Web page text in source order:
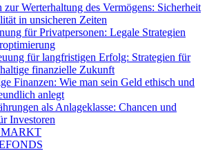
zur Werterhaltung des Vermögens: Sicherheit
in unsicheren Zeiten
für Privatpersonen: Legale Strategien
für langfristigen Erfolg: Strategien für
finanzielle Zukunft
Finanzen: Wie man sein Geld ethisch und
anlegt
als Anlageklasse: Chancen und
Investoren